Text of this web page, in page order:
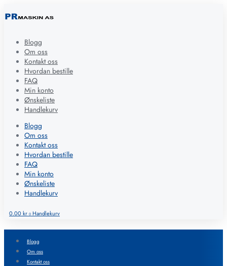
Blogg
Om oss
Kontakt oss
Hvordan bestille
FAQ
Min konto
Ønskeliste
Handlekurv
Blogg
Om oss
Kontakt oss
Hvordan bestille
FAQ
Min konto
Ønskeliste
Handlekurv
0.00kr 0 Handlekurv
Blogg
Om oss
Kontakt oss